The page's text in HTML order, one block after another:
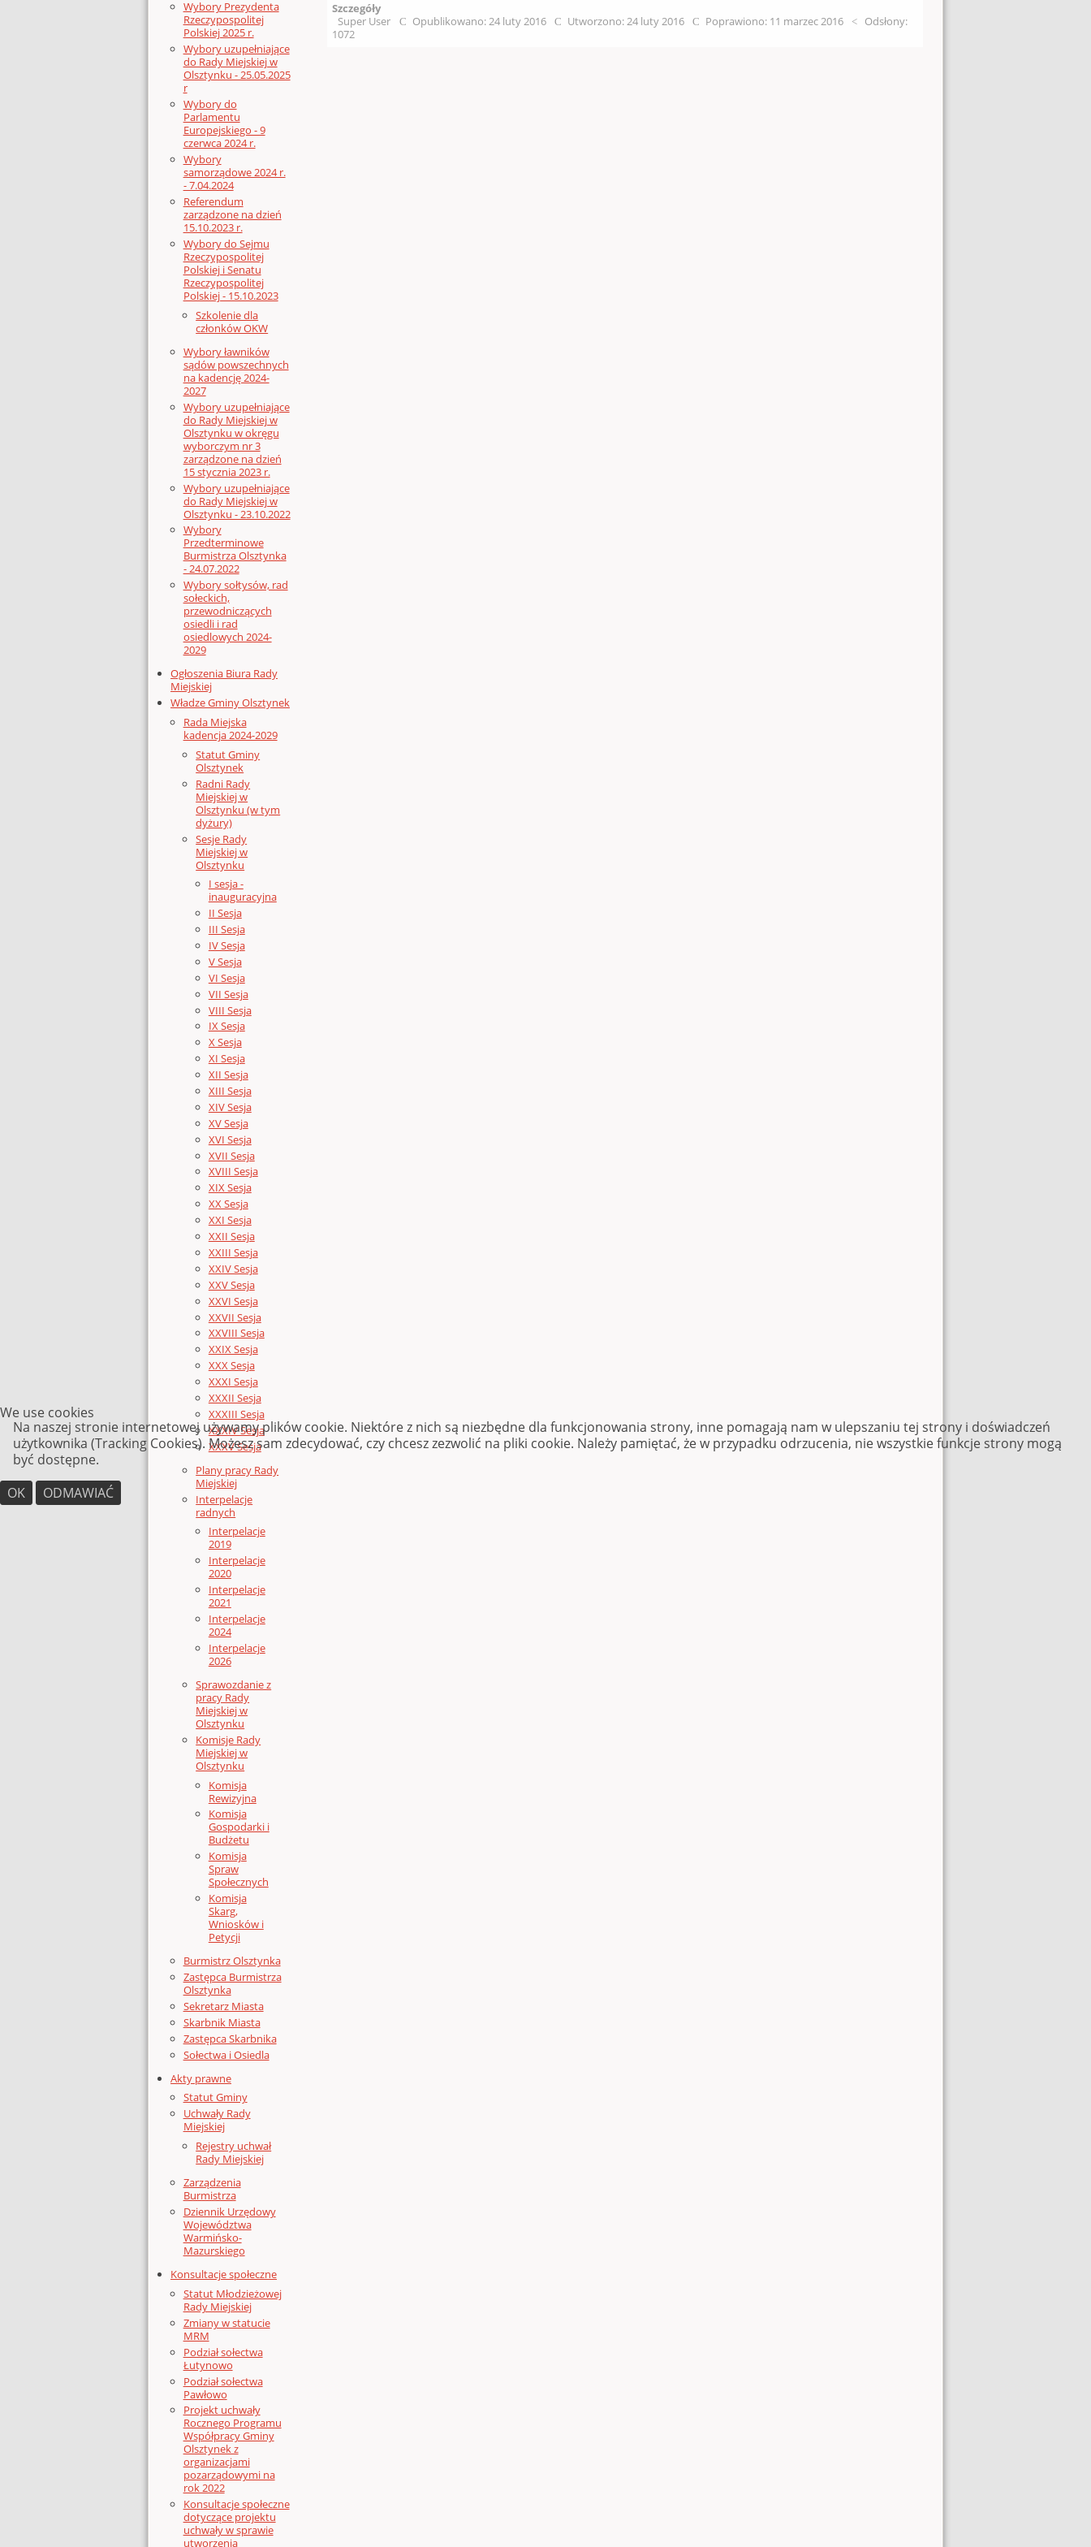
Wybory Prezydenta
Rzeczypospolitej
Polskiej 2025 r.
Wybory uzupełniające
do Rady Miejskiej w
Olsztynku - 25.05.2025
r
Wybory do
Parlamentu
Europejskiego - 9
czerwca 2024 r.
Wybory
samorządowe 2024 r.
- 7.04.2024
Referendum
zarządzone na dzień
15.10.2023 r.
Wybory do Sejmu
Rzeczypospolitej
Polskiej i Senatu
Rzeczypospolitej
Polskiej - 15.10.2023
Szkolenie dla
członków OKW
Wybory ławników
sądów powszechnych
na kadencję 2024-
2027
Wybory uzupełniające
do Rady Miejskiej w
Olsztynku w okręgu
wyborczym nr 3
zarządzone na dzień
15 stycznia 2023 r.
Wybory uzupełniające
do Rady Miejskiej w
Olsztynku - 23.10.2022
Wybory
Przedterminowe
Burmistrza Olsztynka
- 24.07.2022
Wybory sołtysów, rad
sołeckich,
przewodniczących
osiedli i rad
osiedlowych 2024-
2029
Ogłoszenia Biura Rady
Miejskiej
Władze Gminy Olsztynek
Rada Miejska
kadencja 2024-2029
Statut Gminy
Olsztynek
Radni Rady
Miejskiej w
Olsztynku (w tym
dyżury)
Sesje Rady
Miejskiej w
Olsztynku
I sesja -
inauguracyjna
II Sesja
III Sesja
IV Sesja
V Sesja
VI Sesja
VII Sesja
VIII Sesja
IX Sesja
X Sesja
XI Sesja
XII Sesja
XIII Sesja
XIV Sesja
XV Sesja
XVI Sesja
XVII Sesja
XVIII Sesja
XIX Sesja
XX Sesja
XXI Sesja
XXII Sesja
XXIII Sesja
XXIV Sesja
XXV Sesja
XXVI Sesja
XXVII Sesja
XXVIII Sesja
XXIX Sesja
XXX Sesja
XXXI Sesja
XXXII Sesja
XXXIII Sesja
XXXIV Sesja
XXXV Sesja
Plany pracy Rady
Miejskiej
Interpelacje
radnych
Interpelacje
2019
Interpelacje
2020
Interpelacje
2021
Interpelacje
2024
Interpelacje
2026
Sprawozdanie z
pracy Rady
Miejskiej w
Olsztynku
Komisje Rady
Miejskiej w
Olsztynku
Komisja
Rewizyjna
Komisja
Gospodarki i
Budżetu
Komisja
Spraw
Społecznych
Komisja
Skarg,
Wniosków i
Petycji
Burmistrz Olsztynka
Zastępca Burmistrza
Olsztynka
Sekretarz Miasta
Skarbnik Miasta
Zastępca Skarbnika
Sołectwa i Osiedla
Akty prawne
Statut Gminy
Uchwały Rady
Miejskiej
Rejestry uchwał
Rady Miejskiej
Zarządzenia
Burmistrza
Dziennik Urzędowy
Województwa
Warmińsko-
Mazurskiego
Konsultacje społeczne
Statut Młodzieżowej
Rady Miejskiej
Zmiany w statucie
MRM
Podział sołectwa
Łutynowo
Podział sołectwa
Pawłowo
Projekt uchwały
Rocznego Programu
Współpracy Gminy
Olsztynek z
organizacjami
pozarządowymi na
rok 2022
Konsultacje społeczne
dotyczące projektu
uchwały w sprawie
utworzenia
Szczegóły
Super User
Opublikowano: 24 luty 2016 Utworzono: 24 luty 2016 Poprawiono: 11 marzec 2016
Odsłony:
1072
We use cookies
Na naszej stronie internetowej używamy plików cookie. Niektóre z nich są niezbędne dla funkcjonowania strony, inne pomagają nam w ulepszaniu tej strony i doświadczeń
użytkownika (Tracking Cookies). Możesz sam zdecydować, czy chcesz zezwolić na pliki cookie. Należy pamiętać, że w przypadku odrzucenia, nie wszystkie funkcje strony mogą
być dostępne.
OK
ODMAWIAĆ